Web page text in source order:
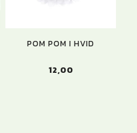
POM POM I HVID
12,00